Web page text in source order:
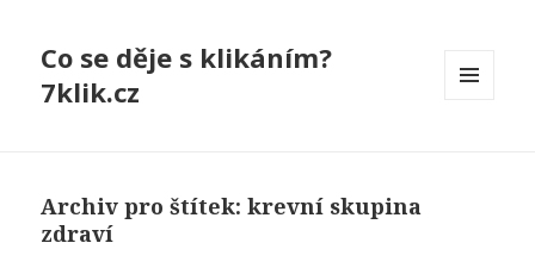
Co se děje s klikáním?
7klik.cz
Archiv pro štítek: krevní skupina
zdraví